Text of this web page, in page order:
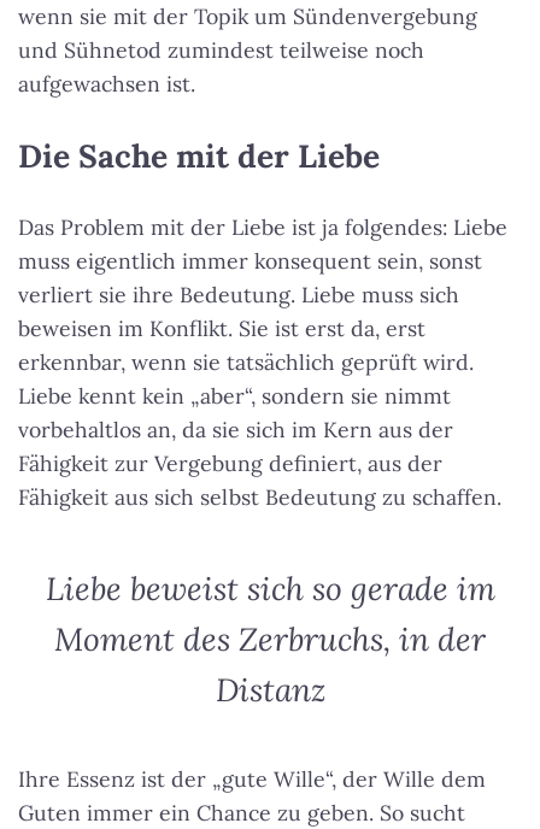
wenn sie mit der Topik um Sündenvergebung
und Sühnetod zumindest teilweise noch
aufgewachsen ist.
Die Sache mit der Liebe
Das Problem mit der Liebe ist ja folgendes: Liebe
muss eigentlich immer konsequent sein, sonst
verliert sie ihre Bedeutung. Liebe muss sich
beweisen im Konflikt. Sie ist erst da, erst
erkennbar, wenn sie tatsächlich geprüft wird.
Liebe kennt kein „aber“, sondern sie nimmt
vorbehaltlos an, da sie sich im Kern aus der
Fähigkeit zur Vergebung definiert, aus der
Fähigkeit aus sich selbst Bedeutung zu schaffen.
Liebe beweist sich so gerade im
Moment des Zerbruchs, in der
Distanz
Ihre Essenz ist der „gute Wille“, der Wille dem
Guten immer ein Chance zu geben. So sucht